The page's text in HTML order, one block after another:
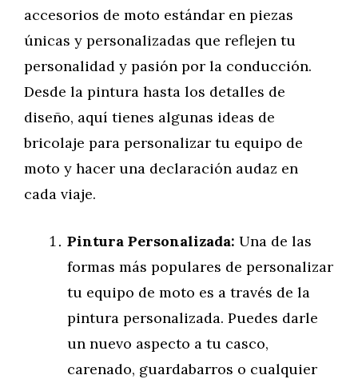
accesorios de moto estándar en piezas
únicas y personalizadas que reflejen tu
personalidad y pasión por la conducción.
Desde la pintura hasta los detalles de
diseño, aquí tienes algunas ideas de
bricolaje para personalizar tu equipo de
moto y hacer una declaración audaz en
cada viaje.
Pintura Personalizada: Una de las
formas más populares de personalizar
tu equipo de moto es a través de la
pintura personalizada. Puedes darle
un nuevo aspecto a tu casco,
carenado, guardabarros o cualquier